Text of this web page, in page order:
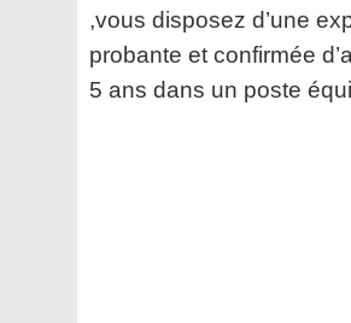
,vous disposez d’une
probante et confirmée
5 ans dans un poste